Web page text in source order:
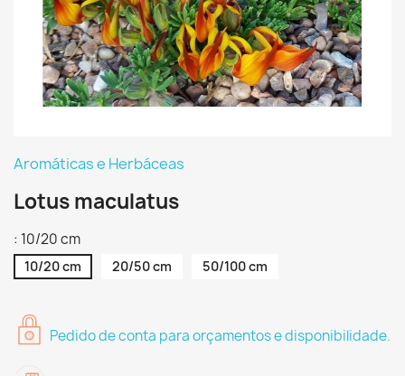
Aromáticas e Herbáceas
Lotus maculatus
: 10/20 cm
10/20 cm 20/50 cm 50/100 cm
Pedido de conta para orçamentos e disponibilidade.